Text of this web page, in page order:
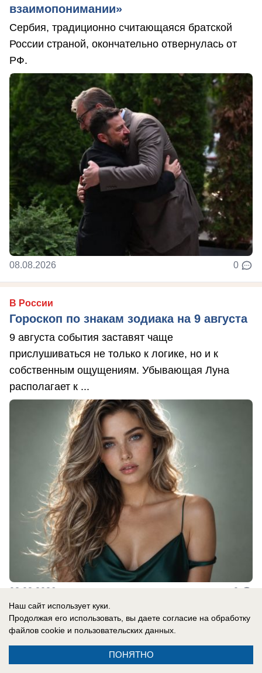
взаимопонимании»
Сербия, традиционно считающаяся братской
России страной, окончательно отвернулась от
РФ.
08.08.2026 0
В России
Гороскоп по знакам зодиака на 9 августа
9 августа события заставят чаще
прислушиваться не только к логике, но и к
собственным ощущениям. Убывающая Луна
располагает к ...
08.08.2026 0
В России
Одесса в огне: ВС РФ уничтожают
украинские корабли и порты
Наш сайт использует куки.
Продолжая его использовать, вы даете согласие на обработку
файлов cookie и пользовательских данных.
ПОНЯТНО